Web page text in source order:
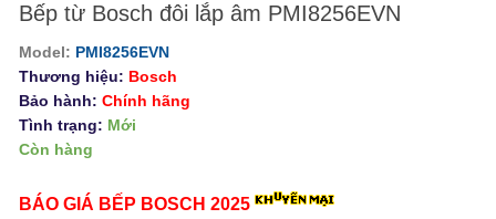
Bếp từ Bosch đôi lắp âm PMI8256EVN
Model: PMI8256EVN
Thương hiệu: Bosch
Bảo hành: Chính hãng
Tình trạng: Mới
Còn hàng
BÁO GIÁ BẾP BOSCH 2025